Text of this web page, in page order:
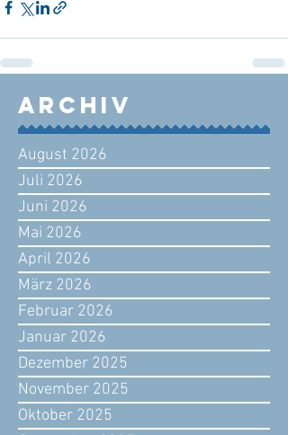
Archiv
August 2026
Juli 2026
Juni 2026
Mai 2026
April 2026
März 2026
Februar 2026
Januar 2026
Dezember 2025
November 2025
Oktober 2025